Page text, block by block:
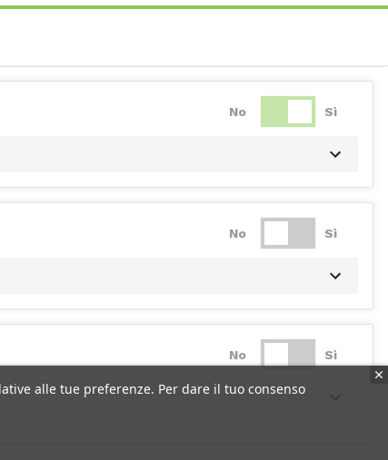
alle tue preferenze. Per dare il tuo consenso
No Sì
No Sì
No Sì